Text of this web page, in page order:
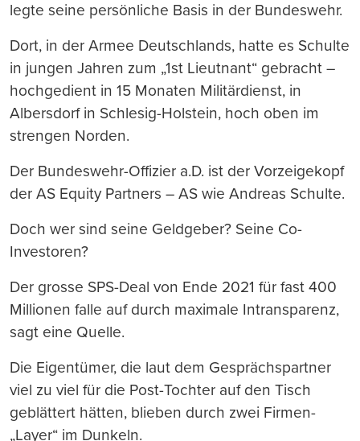
legte seine persönliche Basis in der Bundeswehr.
Dort, in der Armee Deutschlands, hatte es Schulte
in jungen Jahren zum „1st Lieutnant“ gebracht –
hochgedient in 15 Monaten Militärdienst, in
Albersdorf in Schlesig-Holstein, hoch oben im
strengen Norden.
Der Bundeswehr-Offizier a.D. ist der Vorzeigekopf
der AS Equity Partners – AS wie Andreas Schulte.
Doch wer sind seine Geldgeber? Seine Co-
Investoren?
Der grosse SPS-Deal von Ende 2021 für fast 400
Millionen falle auf durch maximale Intransparenz,
sagt eine Quelle.
Die Eigentümer, die laut dem Gesprächspartner
viel zu viel für die Post-Tochter auf den Tisch
geblättert hätten, blieben durch zwei Firmen-
„Layer“ im Dunkeln.